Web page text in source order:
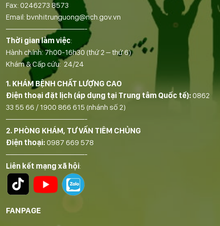
Fax: 0246273 8573
Email: bvnhitrunguong@nch.gov.vn
——————————-
Thời gian làm việc:
Hành chính: 7h00-16h30 (thứ 2 – thứ 6)
Khám & Cấp cứu: 24/24
1. KHÁM BỆNH CHẤT LƯỢNG CAO
Điện thoại đặt lịch (áp dụng tại Trung tâm Quốc tế):0862
33 55 66 / 1900 866 615 (nhánh số 2)
——————————-
2. PHÒNG KHÁM, TƯ VẤN TIÊM CHỦNG
Điện thoại:0987 669 578
——————————-
Liên kết mạng xã hội:
FANPAGE